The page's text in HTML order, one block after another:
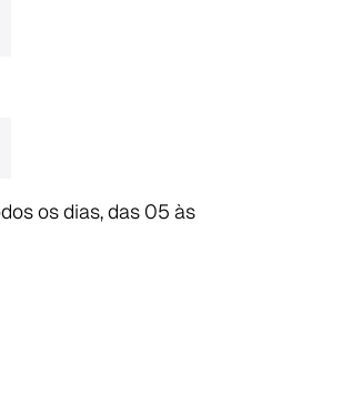
os dias, das 05 às